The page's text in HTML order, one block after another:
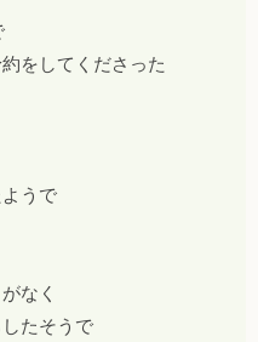
をしてくださった
うで
なく
たそうで